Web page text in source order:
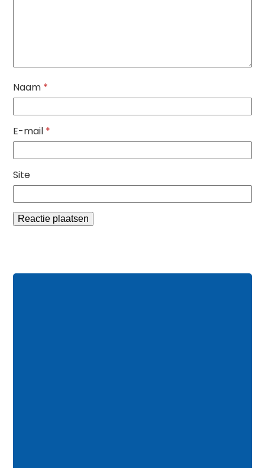
Naam *
E-mail *
Site